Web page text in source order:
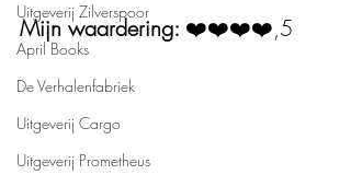
Uitgeverij Zilverspoor
April Books
De Verhalenfabriek
Uitgeverij Cargo
Uitgeverij Prometheus
Mijn waardering: ❤️❤️❤️❤️,5